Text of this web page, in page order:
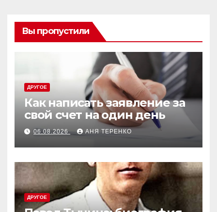
Вы пропустили
ДРУГОЕ
Как написать заявление за
свой счет на один день
06.08.2026 АНЯ ТЕРЕНКО
ДРУГОЕ